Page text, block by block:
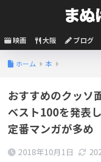
映画 大阪 ブログ
ホーム 本
おすすめのクッソ
ベスト100を発表
定番マンガが多め
2018年10月1日